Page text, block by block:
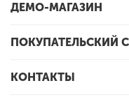
ДЕМО-МАГАЗИН
ПОКУПАТЕЛЬСКИЙ
КОНТАКТЫ